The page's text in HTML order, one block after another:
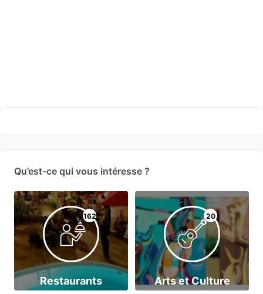
Qu’est-ce qui vous intéresse ?
162
Restaurants
20
Arts et Culture